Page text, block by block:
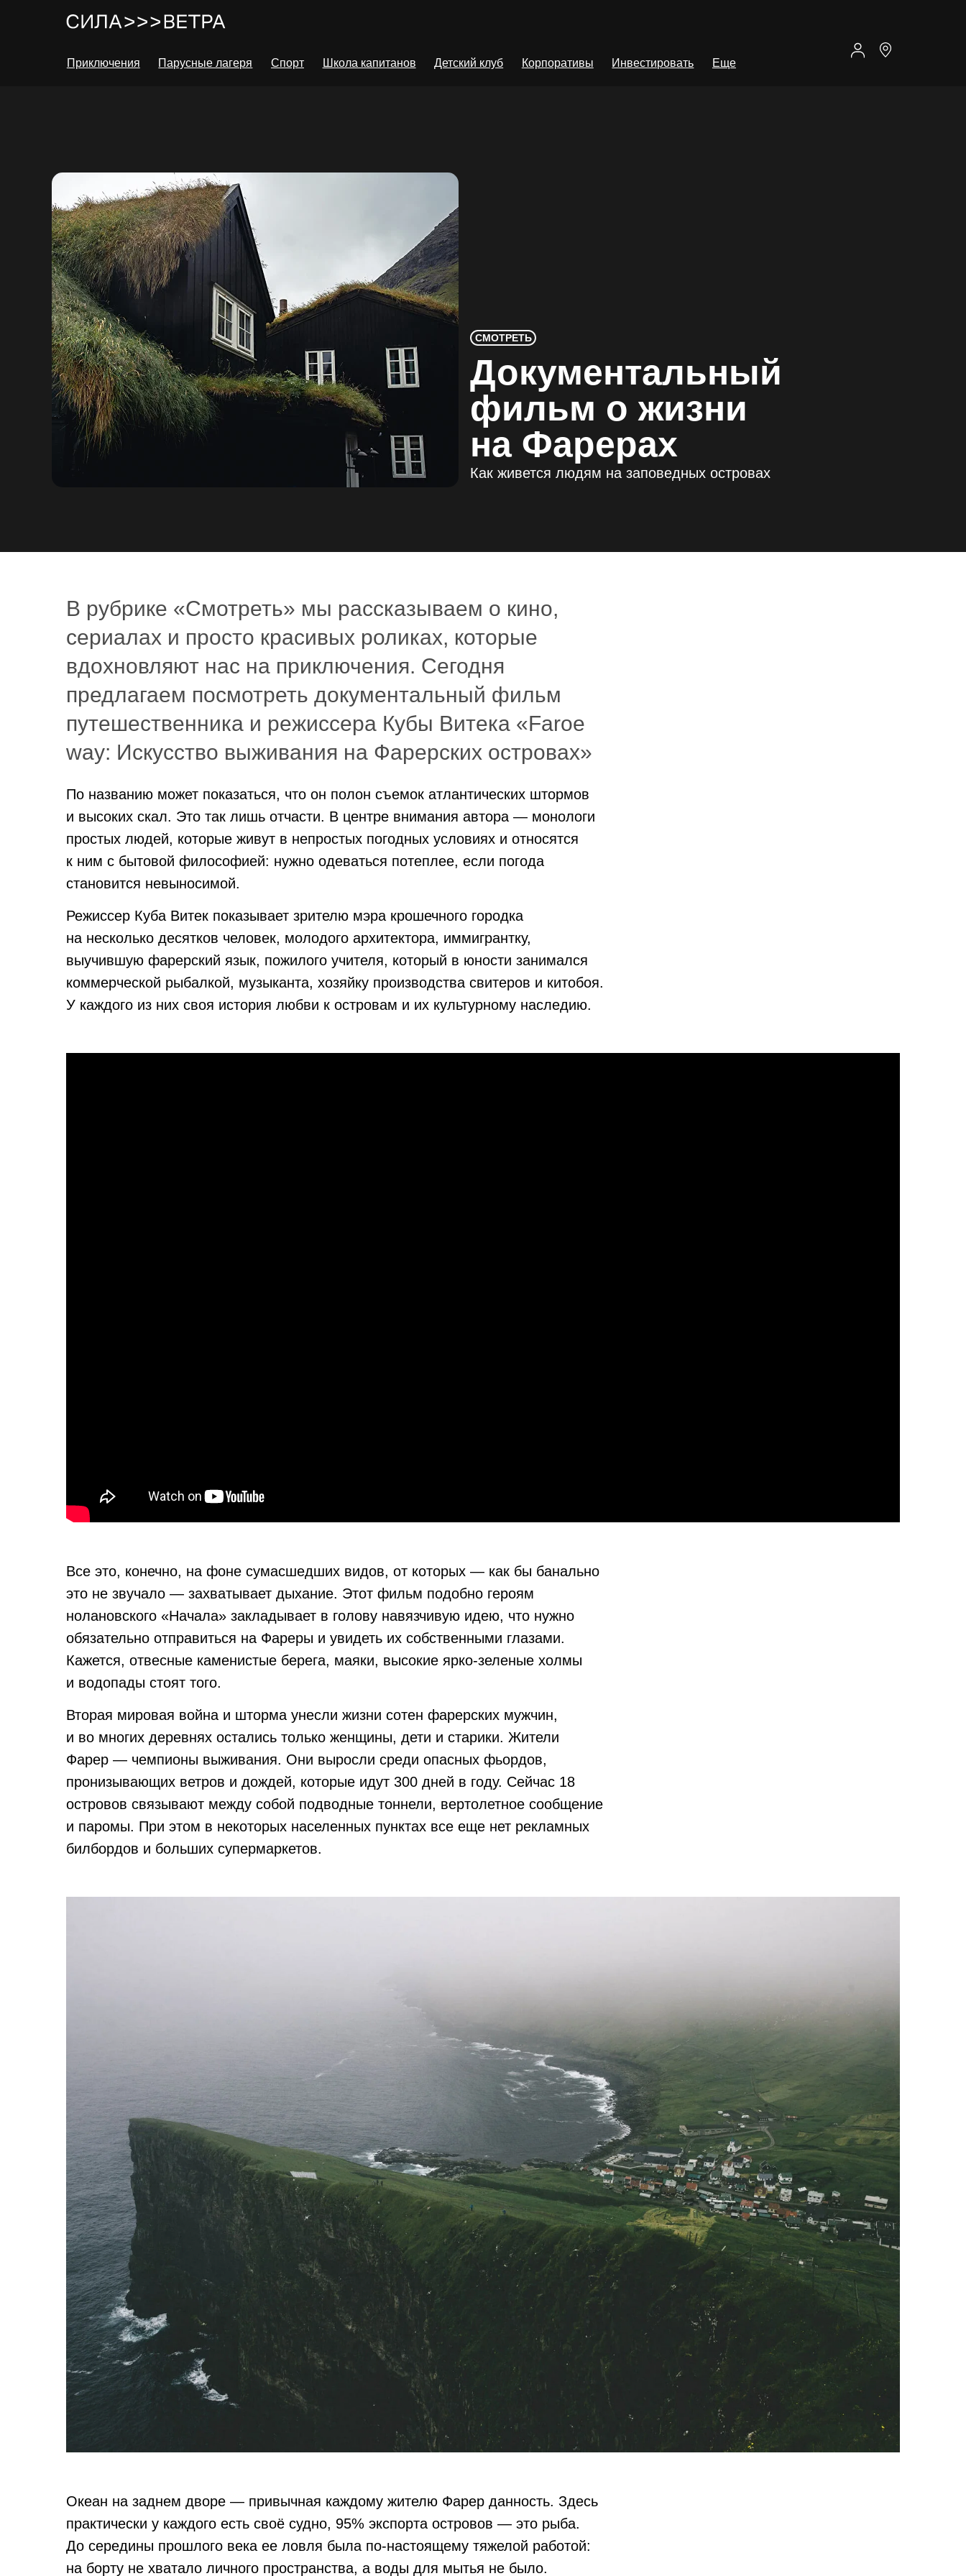
Приключения Парусные лагеря Спорт Школа капитанов Детский клуб Корпоративы Инвестировать Еще
Документальный
фильм о жизни
на Фарерах
Как живется людям на заповедных островах
СМОТРЕТЬ
В рубрике «Смотреть» мы рассказываем о кино,
сериалах и просто красивых роликах, которые
вдохновляют нас на приключения. Сегодня
предлагаем посмотреть документальный фильм
путешественника и режиссера Кубы Витека «Faroe
way: Искусство выживания на Фарерских островах»
По названию может показаться, что он полон съемок атлантических штормов
и высоких скал. Это так лишь отчасти. В центре внимания автора — монологи
простых людей, которые живут в непростых погодных условиях и относятся
к ним с бытовой философией: нужно одеваться потеплее, если погода
становится невыносимой.
Режиссер Куба Витек показывает зрителю мэра крошечного городка
на несколько десятков человек, молодого архитектора, иммигрантку,
выучившую фарерский язык, пожилого учителя, который в юности занимался
коммерческой рыбалкой, музыканта, хозяйку производства свитеров и китобоя.
У каждого из них своя история любви к островам и их культурному наследию.
Все это, конечно, на фоне сумасшедших видов, от которых — как бы банально
это не звучало — захватывает дыхание. Этот фильм подобно героям
нолановского «Начала» закладывает в голову навязчивую идею, что нужно
обязательно отправиться на Фареры и увидеть их собственными глазами.
Кажется, отвесные каменистые берега, маяки, высокие ярко-зеленые холмы
и водопады стоят того.
Вторая мировая война и шторма унесли жизни сотен фарерских мужчин,
и во многих деревнях остались только женщины, дети и старики. Жители
Фарер — чемпионы выживания. Они выросли среди опасных фьордов,
пронизывающих ветров и дождей, которые идут 300 дней в году. Сейчас 18
островов связывают между собой подводные тоннели, вертолетное сообщение
и паромы. При этом в некоторых населенных пунктах все еще нет рекламных
билбордов и больших супермаркетов.
Океан на заднем дворе — привычная каждому жителю Фарер данность. Здесь
практически у каждого есть своё судно, 95% экспорта островов — это рыба.
До середины прошлого века ее ловля была по-настоящему тяжелой работой:
на борту не хватало личного пространства, а воды для мытья не было.